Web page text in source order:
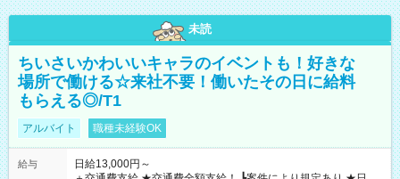
未読
ちいさいかわいいキャラのイベントも！好きな
場所で働ける☆来社不要！働いたその日に給料
もらえる◎/T1
アルバイト 職種未経験OK
給与
日給13,000円～